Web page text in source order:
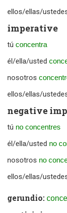
ellos/ellas/
imperative
tú concentra
él/ella/usted
nosotros
ellos/ellas/
negative
tú no concentres
él/ella/usted no
nosotros no
ellos/ellas/
gerundio: